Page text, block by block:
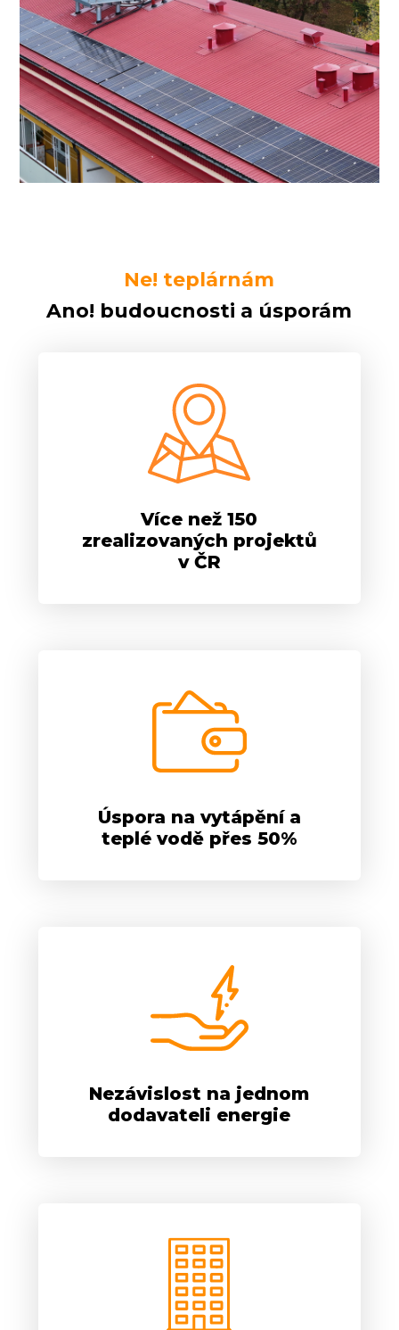
Ne! teplárnám
Ano! budoucnosti a úsporám
Více než 150
zrealizovaných projektů
v ČR
Úspora na vytápění a
teplé vodě přes 50%
Nezávislost na jednom
dodavateli energie